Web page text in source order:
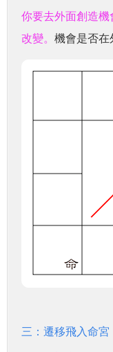
你要去外面創造
改變。 機會是否在
三：遷移飛入命宮